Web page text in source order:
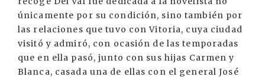
únicamente por su condición, sino también por
las relaciones que tuvo con Vitoria, cuya ciudad
visitó y admiró, con ocasión de las temporadas
que en ella pasó, junto con sus hijas Carmen y
Blanca, casada una de ellas con el general José